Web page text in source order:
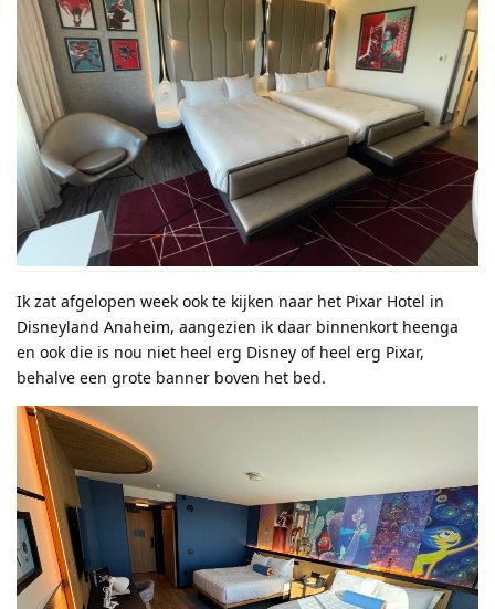
Ik zat afgelopen week ook te kijken naar het Pixar Hotel in
Disneyland Anaheim, aangezien ik daar binnenkort heenga
en ook die is nou niet heel erg Disney of heel erg Pixar,
behalve een grote banner boven het bed.